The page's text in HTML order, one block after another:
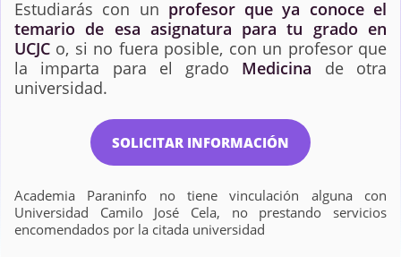
Estudiarás con un profesor que ya conoce el
temario de esa asignatura para tu grado en
UCJC o, si no fuera posible, con un profesor que
la imparta para el grado Medicina de otra
universidad.
SOLICITAR INFORMACIÓN
Academia Paraninfo no tiene vinculación alguna con
Universidad Camilo José Cela, no prestando servicios
encomendados por la citada universidad